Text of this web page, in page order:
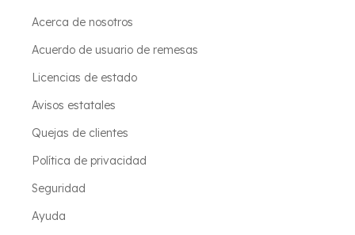
Acerca de nosotros
Acuerdo de usuario de remesas
Licencias de estado
Avisos estatales
Quejas de clientes
Política de privacidad
Seguridad
Ayuda